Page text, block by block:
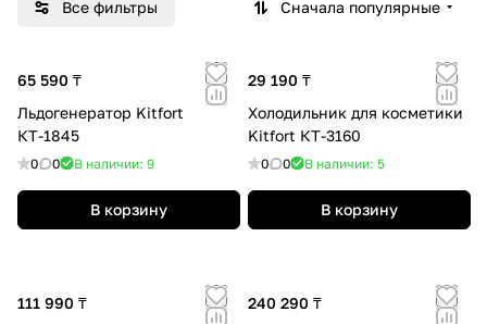
Все фильтры Сначала популярные
65 590 ₸
Льдогенератор Kitfort
КТ-1845
0 0 В наличии: 9
В корзину
29 190 ₸
Холодильник для косметики
Kitfort КТ-3160
0 0 В наличии: 5
В корзину
111 990 ₸
240 290 ₸